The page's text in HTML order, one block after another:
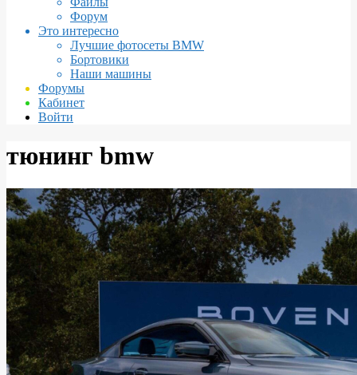
Форум
Это интересно
Лучшие фотосеты BMW
Бортовики
Наши машины
Форумы
Кабинет
Войти
тюнинг bmw